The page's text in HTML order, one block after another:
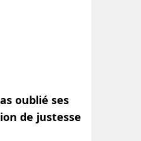
oublié ses
de justesse